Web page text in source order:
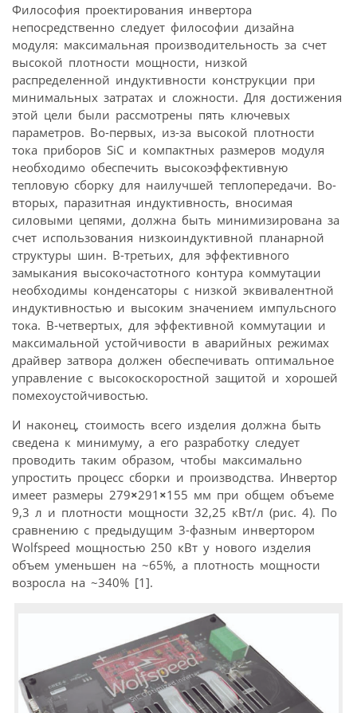
Философия проектирования инвертора
непосредственно следует философии дизайна
модуля: максимальная производительность за счет
высокой плотности мощности, низкой
распределенной индуктивности конструкции при
минимальных затратах и сложности. Для достижения
этой цели были рассмотрены пять ключевых
параметров. Во-первых, из-за высокой плотности
тока приборов SiC и компактных размеров модуля
необходимо обеспечить высокоэффективную
тепловую сборку для наилучшей теплопередачи. Во-
вторых, паразитная индуктивность, вносимая
силовыми цепями, должна быть минимизирована за
счет использования низкоиндуктивной планарной
структуры шин. В-третьих, для эффективного
замыкания высокочастотного контура коммутации
необходимы конденсаторы с низкой эквивалентной
индуктивностью и высоким значением импульсного
тока. В-четвертых, для эффективной коммутации и
максимальной устойчивости в аварийных режимах
драйвер затвора должен обеспечивать оптимальное
управление с высокоскоростной защитой и хорошей
помехоустойчивостью.
И наконец, стоимость всего изделия должна быть
сведена к минимуму, а его разработку следует
проводить таким образом, чтобы максимально
упростить процесс сборки и производства. Инвертор
имеет размеры 279×291 ×155 мм при общем объеме
9,3 л и плотности мощности 32,25 кВт/л (рис. 4). По
сравнению с предыдущим 3-фазным инвертором
Wolfspeed мощностью 250 кВт у нового изделия
объем уменьшен на ~65%, а плотность мощности
возросла на ~340% [1].